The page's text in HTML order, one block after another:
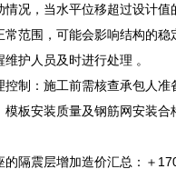
情况，当水平位移超过设计值
常范围，可能会影响结构的稳
护人员及时进行处理 。
控制：施工前需核查承包人准
模板安装质量及钢筋网安装合
的隔震层增加造价汇总：＋